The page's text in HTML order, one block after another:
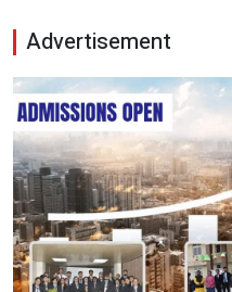
Advertisement